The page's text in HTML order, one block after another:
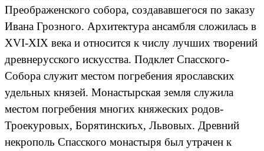
Преображенского собора, создававшегося по заказу
Ивана Грозного. Архитектура ансамбля сложилась в
XVI-XIX века и относится к числу лучших творений
древнерусского искусства. Подклет Спасского-
Собора служит местом погребения ярославских
удельных князей. Монастырская земля служила
местом погребения многих княжеских родов-
Троекуровых, Борятинскиъх, Львовых. Древний
некрополь Спасского монастыря был утрачен к